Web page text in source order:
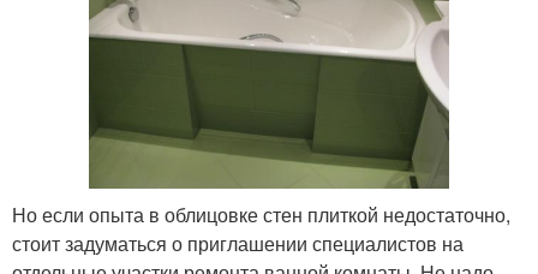
Но если опыта в облицовке стен плиткой недостаточно,
стоит задуматься о приглашении специалистов на